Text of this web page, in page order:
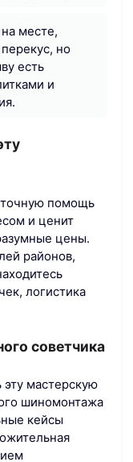
месте,
но
есть
и
помощь
и ценит
цены.
районов,
логистика
советчика
мастерскую
шиномонтажа
кейсы